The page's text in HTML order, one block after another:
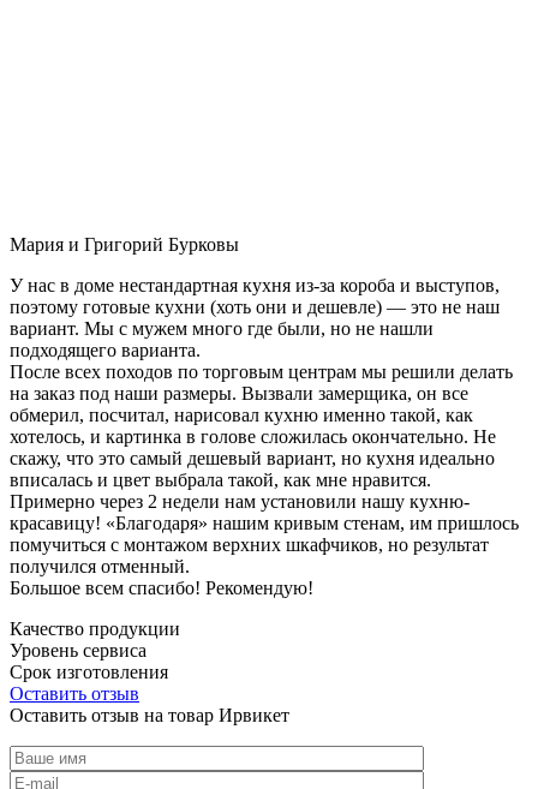
Мария и Григорий Бурковы
У нас в доме нестандартная кухня из-за короба и выступов,
поэтому готовые кухни (хоть они и дешевле) — это не наш
вариант. Мы с мужем много где были, но не нашли
подходящего варианта.
После всех походов по торговым центрам мы решили делать
на заказ под наши размеры. Вызвали замерщика, он все
обмерил, посчитал, нарисовал кухню именно такой, как
хотелось, и картинка в голове сложилась окончательно. Не
скажу, что это самый дешевый вариант, но кухня идеально
вписалась и цвет выбрала такой, как мне нравится.
Примерно через 2 недели нам установили нашу кухню-
красавицу! «Благодаря» нашим кривым стенам, им пришлось
помучиться с монтажом верхних шкафчиков, но результат
получился отменный.
Большое всем спасибо! Рекомендую!
Качество продукции
Уровень сервиса
Срок изготовления
Оставить отзыв
Оставить отзыв на товар Ирвикет